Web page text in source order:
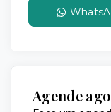
Agende